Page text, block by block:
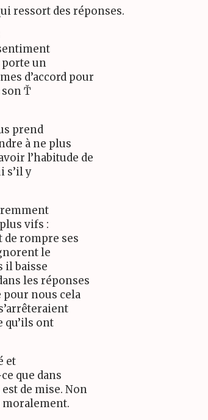
ressort des réponses.
un
d’accord pour
Ť
prend
à ne plus
l’habitude de
s’il y
vifs :
rompre ses
le
il baisse
les réponses
pour nous cela
qu’ils ont
et
que dans
de mise. Non